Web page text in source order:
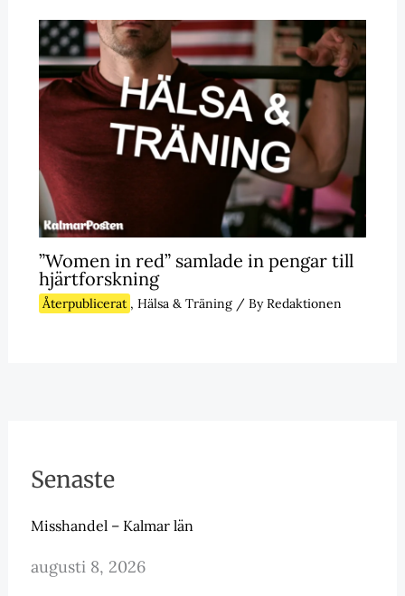
”Women in red” samlade in pengar till
hjärtforskning
Återpublicerat , Hälsa & Träning/ ByRedaktionen
Senaste
Misshandel – Kalmar län
augusti 8, 2026